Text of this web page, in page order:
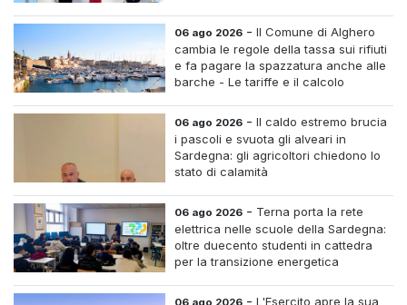
06 ago 2026 -Il Comune di Alghero
cambia le regole della tassa sui rifiuti
e fa pagare la spazzatura anche alle
barche - Le tariffe e il calcolo
06 ago 2026 -Il caldo estremo brucia
i pascoli e svuota gli alveari in
Sardegna: gli agricoltori chiedono lo
stato di calamità
06 ago 2026 - Terna porta la rete
elettrica nelle scuole della Sardegna:
oltre duecento studenti in cattedra
per la transizione energetica
06 ago 2026 -L'Esercito apre la sua